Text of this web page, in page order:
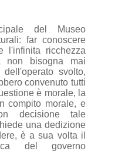
del Museo
far conoscere
l'infinita ricchezza
non bisogna mai
svolto,
convenuto tutti
è morale, la
compito morale, e
decisione tale
una dedizione
è a sua volta il
del governo